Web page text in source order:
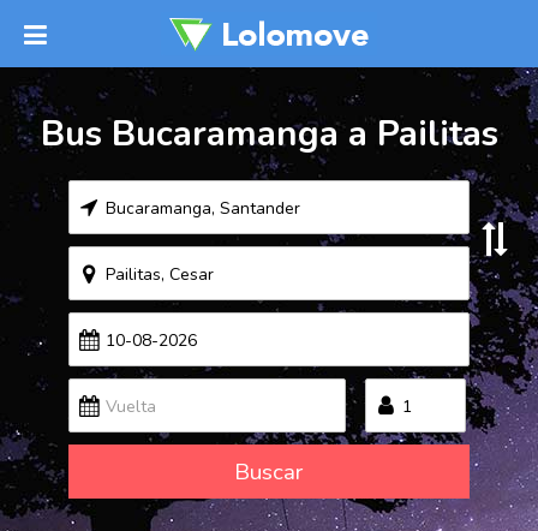
Bus Bucaramanga a Pailitas
Buscar